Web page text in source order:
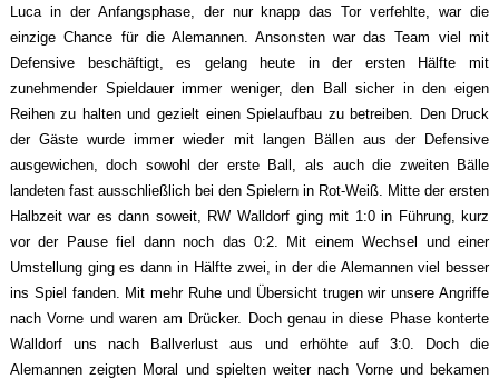
Luca in der Anfangsphase, der nur knapp das Tor verfehlte, war die
einzige Chance für die Alemannen. Ansonsten war das Team viel mit
Defensive beschäftigt, es gelang heute in der ersten Hälfte mit
zunehmender Spieldauer immer weniger, den Ball sicher in den eigen
Reihen zu halten und gezielt einen Spielaufbau zu betreiben. Den Druck
der Gäste wurde immer wieder mit langen Bällen aus der Defensive
ausgewichen, doch sowohl der erste Ball, als auch die zweiten Bälle
landeten fast ausschließlich bei den Spielern in Rot-Weiß. Mitte der ersten
Halbzeit war es dann soweit, RW Walldorf ging mit 1:0 in Führung, kurz
vor der Pause fiel dann noch das 0:2. Mit einem Wechsel und einer
Umstellung ging es dann in Hälfte zwei, in der die Alemannen viel besser
ins Spiel fanden. Mit mehr Ruhe und Übersicht trugen wir unsere Angriffe
nach Vorne und waren am Drücker. Doch genau in diese Phase konterte
Walldorf uns nach Ballverlust aus und erhöhte auf 3:0. Doch die
Alemannen zeigten Moral und spielten weiter nach Vorne und bekamen